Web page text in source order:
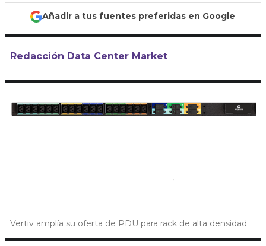
Añadir a tus fuentes preferidas en Google
Redacción Data Center Market
Vertiv amplía su oferta de PDU para rack de alta densidad